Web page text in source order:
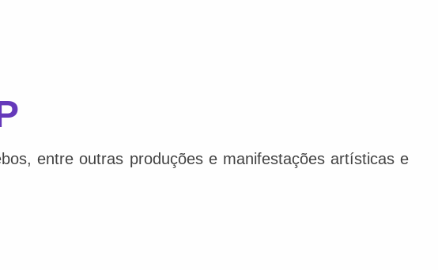
entre outras produções e manifestações artísticas e